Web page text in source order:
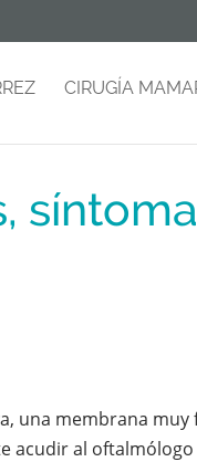
CIRUGÍA
una membrana
acudir al